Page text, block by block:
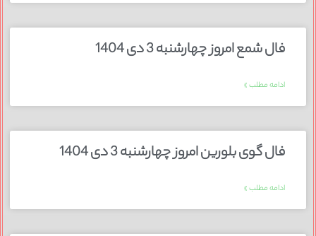
فال شمع امروز چهارشنبه 3 دی 1404
ادامه مطلب »
فال گوی بلورین امروز چهارشنبه 3 دی 1404
ادامه مطلب »